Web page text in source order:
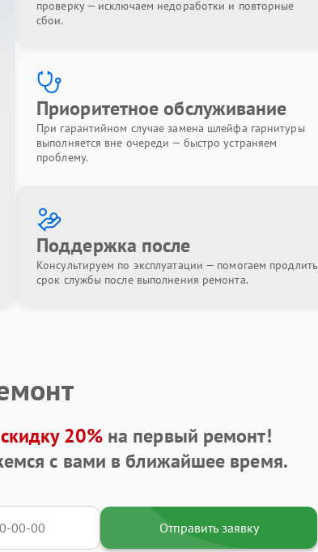
проверку — исключаем недоработки и повторные
сбои.
Приоритетное обслуживание
При гарантийном случае замена шлейфа гарнитуры
выполняется вне очереди — быстро устраняем
проблему.
Поддержка после
Консультируем по эксплуатации — помогаем продлить
срок службы после выполнения ремонта.
20%на первый ремонт!
с вами в ближайшее время.
Отправить заявку